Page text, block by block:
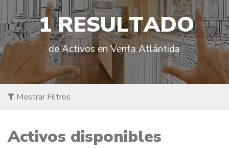
1 RESULTADO
de Activos en Venta Atlántida
Mostrar Filtros
Activos disponibles